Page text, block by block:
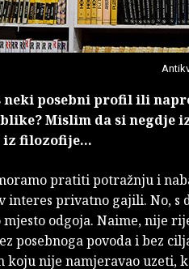
posebni profil ili
Mislim da si negdje
filozofije...
pratiti potražnju i
interes privatno gajili. No,
odgoja. Naime, nije
posebnoga povoda i bez
koju nije namjeravao uzeti,